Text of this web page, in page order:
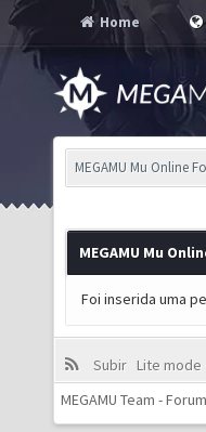
Home
MEGAMU Mu Online
MEGAMU Mu
Foi inserida uma
Subir Lite mode
MEGAMU Team -